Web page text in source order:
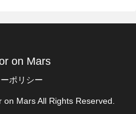
on Mars
ポリシー
Mars All Rights Reserved.